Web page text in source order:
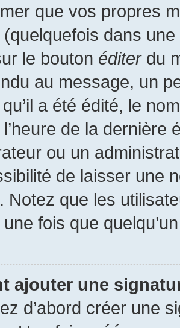
que vos propres
dans
le bouton éditerdu
au message, un
a été édité, le
de la dernière
ou un
de laisser une
Notez que les
fois que
ajouter une
d’abord créer une